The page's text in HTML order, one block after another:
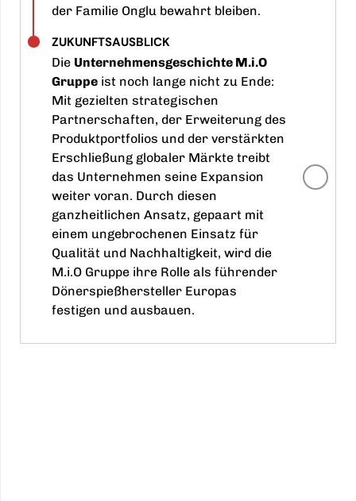
der Familie Onglu bewahrt bleiben.
ZUKUNFTSAUSBLICK
Die Unternehmensgeschichte M.i.O
Gruppe ist noch lange nicht zu Ende:
Mit gezielten strategischen
Partnerschaften, der Erweiterung des
Produktportfolios und der verstärkten
Erschließung globaler Märkte treibt
das Unternehmen seine Expansion
weiter voran. Durch diesen
ganzheitlichen Ansatz, gepaart mit
einem ungebrochenen Einsatz für
Qualität und Nachhaltigkeit, wird die
M.i.O Gruppe ihre Rolle als führender
Dönerspießhersteller Europas
festigen und ausbauen.